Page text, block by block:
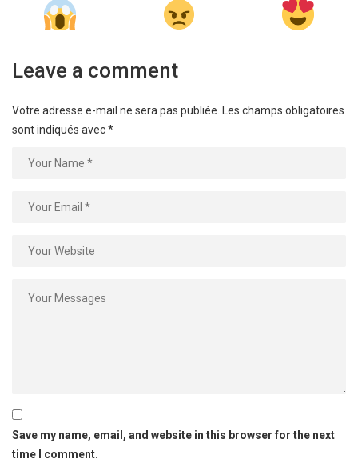
Leave a comment
Votre adresse e-mail ne sera pas publiée.
Les champs obligatoires
sont indiqués avec*
Save my name, email, and website in this browser for the next
time I comment.